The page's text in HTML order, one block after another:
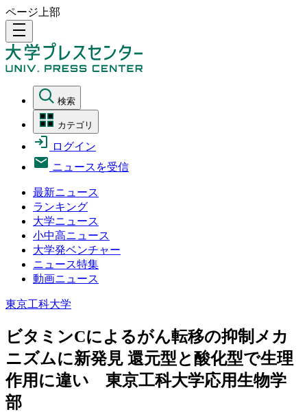
ページ上部
density_medium
検索
カテゴリ
ログイン
ニュースを受信
最新ニュース
ランキング
大学ニュース
小中高ニュース
大学発ベンチャー
ニュース特集
動画ニュース
東京工科大学
ビタミンCによるがん転移の抑制メカ
ニズムに新発見 還元型と酸化型で生理
作用に違い 東京工科大学応用生物学
部